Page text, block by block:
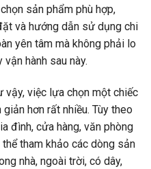
sản phẩm phù hợp,
và hướng dẫn sử dụng chi
yên tâm mà không phải lo
hành sau này.
việc lựa chọn một chiếc
hơn rất nhiều. Tùy theo
đình, cửa hàng, văn phòng
tham khảo các dòng sản
nhà, ngoài trời, có dây,